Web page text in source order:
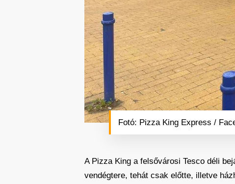
Fotó: Pizza King Express /
A Pizza King a felsővárosi Tesco déli
vendégtere, tehát csak előtte, illetve